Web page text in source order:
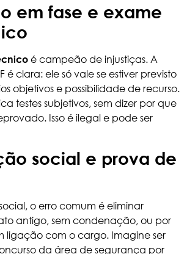
em fase e exame
é campeão de injustiças. A
é clara: ele só vale se estiver previsto
objetivos e possibilidade de recurso.
testes subjetivos, sem dizer por que
Isso é ilegal e pode ser
social e prova de
o erro comum é eliminar
antigo, sem condenação, ou por
ligação com o cargo. Imagine ser
da área de segurança por